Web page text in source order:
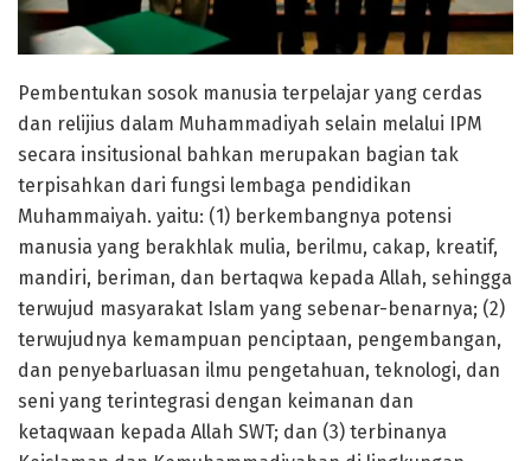
Pembentukan sosok manusia terpelajar yang cerdas
dan relijius dalam Muhammadiyah selain melalui IPM
secara insitusional bahkan merupakan bagian tak
terpisahkan dari fungsi lembaga pendidikan
Muhammaiyah. yaitu: (1) berkembangnya potensi
manusia yang berakhlak mulia, berilmu, cakap, kreatif,
mandiri, beriman, dan bertaqwa kepada Allah, sehingga
terwujud masyarakat Islam yang sebenar-benarnya; (2)
terwujudnya kemampuan penciptaan, pengembangan,
dan penyebarluasan ilmu pengetahuan, teknologi, dan
seni yang terintegrasi dengan keimanan dan
ketaqwaan kepada Allah SWT; dan (3) terbinanya